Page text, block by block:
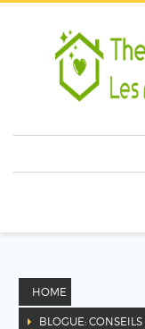
HOME
BLOGUE: